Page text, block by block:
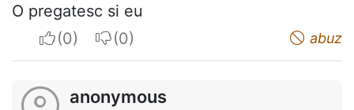
O pregatesc si eu
I apreciateI do not appreciate abuz
anonymous